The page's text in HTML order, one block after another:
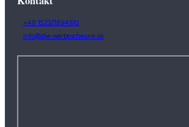
+49 1523/1894913
info@die-werbescheune.de